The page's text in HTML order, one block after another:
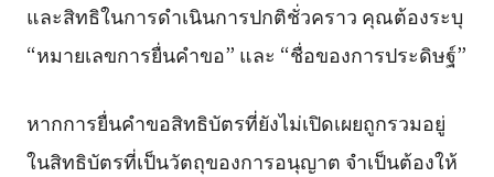
และสิทธิในการดำเนินการปกติชั่วคราว คุณต้องระบุ
“หมายเลขการยื่นคำขอ” และ “ชื่อของการประดิษฐ์”
หากการยื่นคำขอสิทธิบัตรที่ยังไม่เปิดเผยถูกรวมอยู่
ในสิทธิบัตรที่เป็นวัตถุของการอนุญาต จำเป็นต้องให้